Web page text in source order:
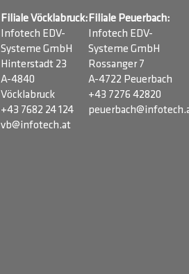
Filiale Vöcklabruck:
Infotech EDV-
Systeme GmbH
Hinterstadt 23
A-4840
Vöcklabruck
+43 7682 24 124
vb@infotech.at
Filiale Peuerbach:
Infotech EDV-
Systeme GmbH
Rossanger 7
A-4722 Peuerbach
+43 7276 42820